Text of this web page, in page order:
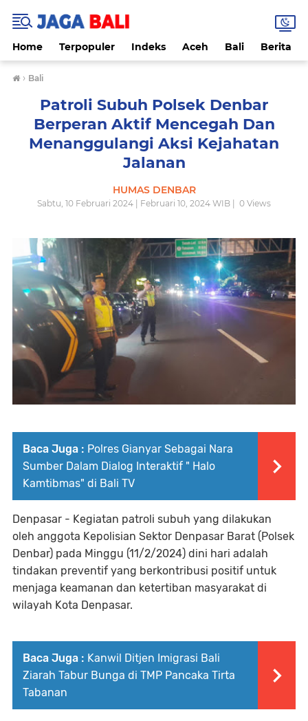
Home Terpopuler Indeks Aceh Bali Berita
› Bali
Patroli Subuh Polsek Denbar
Berperan Aktif Mencegah Dan
Menanggulangi Aksi Kejahatan
Jalanan
HUMAS DENBAR
Sabtu, 10 Februari 2024 | Februari 10, 2024 WIB | 0 Views
Baca Juga : Polres Gianyar Sebagai Nara
Sumber Dalam Dialog Interaktif " Halo
Kamtibmas" di Bali TV
Denpasar - Kegiatan patroli subuh yang dilakukan
oleh anggota Kepolisian Sektor Denpasar Barat (Polsek
Denbar) pada Minggu (11/2/2024) dini hari adalah
tindakan preventif yang berkontribusi positif untuk
menjaga keamanan dan ketertiban masyarakat di
wilayah Kota Denpasar.
Baca Juga : Kanwil Ditjen Imigrasi Bali
Ziarah Tabur Bunga di TMP Pancaka Tirta
Tabanan